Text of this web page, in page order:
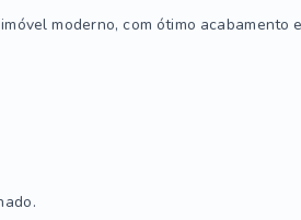
moderno, com ótimo acabamento